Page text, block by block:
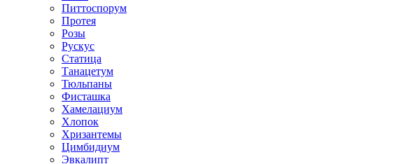
Питтоспорум
Протея
Розы
Рускус
Статица
Танацетум
Тюльпаны
Фисташка
Хамелациум
Хлопок
Хризантемы
Цимбидиум
Эвкалипт